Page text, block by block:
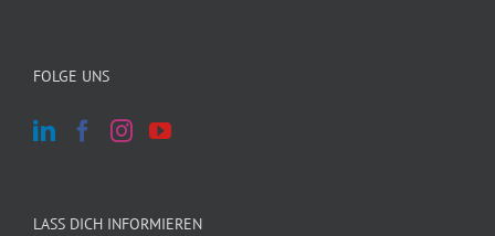
FOLGE UNS
LASS DICH INFORMIEREN